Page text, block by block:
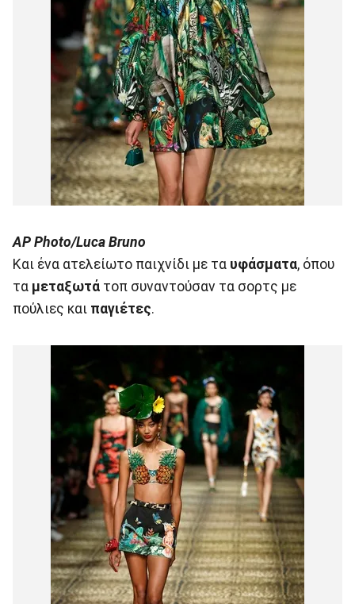
AP Photo/Luca Bruno
Και ένα ατελείωτο παιχνίδι με τα υφάσματα, όπου
τα μεταξωτά τοπ συναντούσαν τα σορτς με
πούλιες και παγιέτες.